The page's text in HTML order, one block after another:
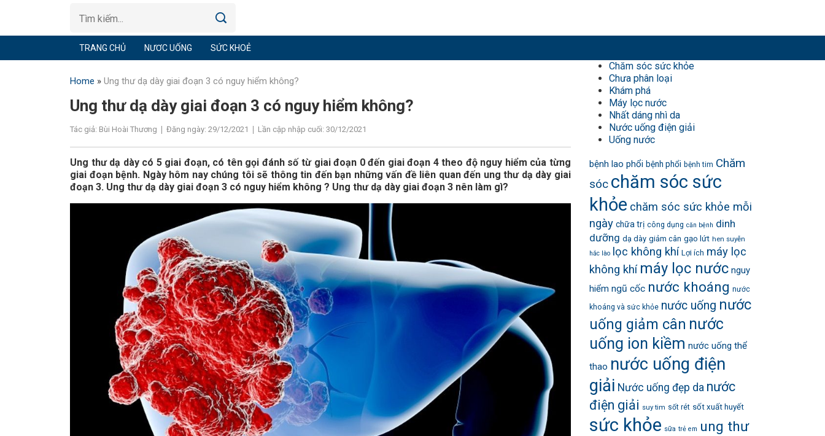
TRANG CHỦ NƯƠC UỐNG SỨC KHOẺ
Home » Ung thư dạ dày giai đoạn 3 có nguy hiểm không?
Ung thư dạ dày giai đoạn 3 có nguy hiểm không?
Tác giả: Bùi Hoài Thương Đăng ngày: 29/12/2021 Lần cập nhập cuối: 30/12/2021
Ung thư dạ dày có 5 giai đoạn, có tên gọi đánh số từ giai đoạn 0 đến giai đoạn 4 theo độ nguy hiểm của từng
giai đoạn bệnh. Ngày hôm nay chúng tôi sẽ thông tin đến bạn những vấn đề liên quan đến ung thư dạ dày giai
đoạn 3. Ung thư dạ dày giai đoạn 3 có nguy hiểm không ? Ung thư dạ dày giai đoạn 3 nên làm gì?
Chăm sóc sức khỏe
Chưa phân loại
Khám phá
Máy lọc nước
Nhất dáng nhì da
Nước uống điện giải
Uống nước
bệnh lao phổi bệnh phổi bệnh tim Chăm
sóc chăm sóc sức
khỏe chăm sóc sức khỏe mỗi
ngày chữa trị công dụng căn bệnh dinh
dưỡng dạ dày giảm cân gạo lứt hen suyễn
hắc lào lọc không khí Lợi ích máy lọc
không khí máy lọc nước nguy
hiểm ngũ cốc nước khoáng nước
khoáng và sức khỏe nước uống nước
uống giảm cân nước
uống ion kiềm nước uống thể
thao nước uống điện
giải Nước uống đẹp da nước
điện giải suy tim sốt rét sốt xuất huyết
sức khỏe sữa trẻ em ung thư